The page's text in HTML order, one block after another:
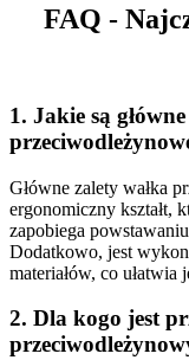
FAQ -
1. Jakie są
Główne zalety wałka
ergonomiczny kształt,
zapobiega
Dodatkowo, jest
materiałów, co ułatwia
2. Dla kogo jest